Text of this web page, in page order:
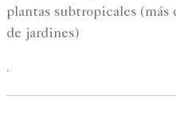
plantas subtropicales (más
de jardines)
.